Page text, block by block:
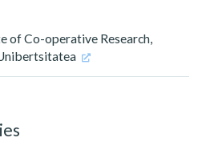
of Co-operative Research,